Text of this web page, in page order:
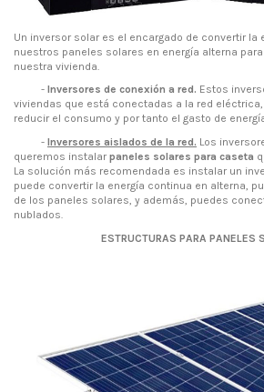
Un inversor solar es el encargado de convertir la
nuestros paneles solares en energía alterna
nuestra vivienda.
- Inversores de conexión a red. Estos
viviendas que está conectadas a la red
reducir el consumo y por tanto el gasto de
- Inversores aislados de la red. Los
queremos instalar paneles solares para caseta
La solución más recomendada es instalar un
puede convertir la energía continua en alterna,
de los paneles solares, y además, puedes
nublados.
ESTRUCTURAS PARA PANELES